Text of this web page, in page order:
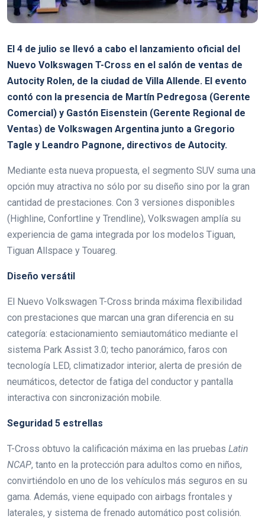
El 4 de julio se llevó a cabo el lanzamiento oficial del
Nuevo Volkswagen T-Cross en el salón de ventas de
Autocity Rolen, de la ciudad de Villa Allende. El evento
contó con la presencia de Martín Pedregosa (Gerente
Comercial) y Gastón Eisenstein (Gerente Regional de
Ventas) de Volkswagen Argentina junto a Gregorio
Tagle y Leandro Pagnone, directivos de Autocity.
Mediante esta nueva propuesta, el segmento SUV suma una
opción muy atractiva no sólo por su diseño sino por la gran
cantidad de prestaciones. Con 3 versiones disponibles
(Highline, Confortline y Trendline), Volkswagen amplía su
experiencia de gama integrada por los modelos Tiguan,
Tiguan Allspace y Touareg.
Diseño versátil
El Nuevo Volkswagen T-Cross brinda máxima flexibilidad
con prestaciones que marcan una gran diferencia en su
categoría: estacionamiento semiautomático mediante el
sistema Park Assist 3.0; techo panorámico, faros con
tecnología LED, climatizador interior, alerta de presión de
neumáticos, detector de fatiga del conductor y pantalla
interactiva con sincronización mobile.
Seguridad 5 estrellas
T-Cross obtuvo la calificación máxima en las pruebas Latin
NCAP, tanto en la protección para adultos como en niños,
convirtiéndolo en uno de los vehículos más seguros en su
gama. Además, viene equipado con airbags frontales y
laterales, y sistema de frenado automático post colisión.